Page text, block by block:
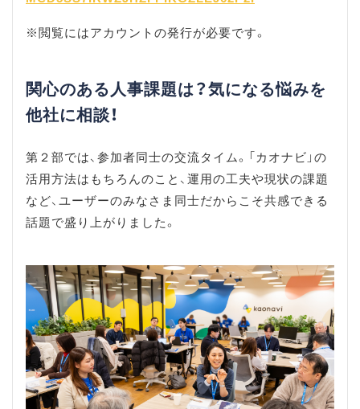
※閲覧にはアカウントの発行が必要です。
関心のある人事課題は？気になる悩みを
他社に相談！
第２部では、参加者同士の交流タイム。「カオナビ」の
活用方法はもちろんのこと、運用の工夫や現状の課題
など、ユーザーのみなさま同士だからこそ共感できる
話題で盛り上がりました。